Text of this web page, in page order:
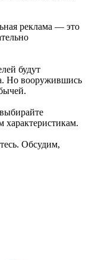
реклама — это
будут
Но вооружившись
характеристикам.
Обсудим,